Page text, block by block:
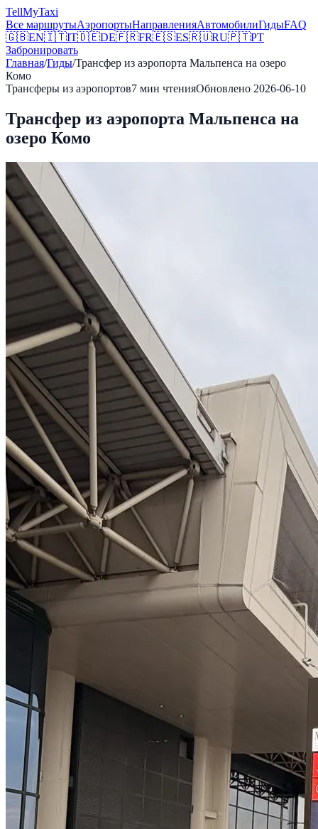
TellMyTaxi
Все маршрутыАэропортыНаправленияАвтомобилиГидыFAQ
🇬🇧EN🇮🇹IT🇩🇪DE🇫🇷FR🇪🇸ES🇷🇺RU🇵🇹PT
Забронировать
Главная/Гиды/Трансфер из аэропорта Мальпенса на озеро
Комо
Трансферы из аэропортов7 мин чтенияОбновлено 2026-06-10
Трансфер из аэропорта Мальпенса на
озеро Комо